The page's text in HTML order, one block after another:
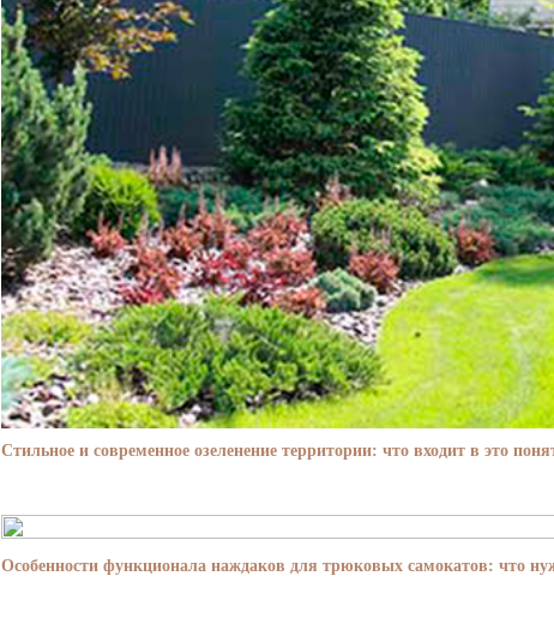
Стильное и современное озеленение территории: что входит в это
Особенности функционала наждаков для трюковых самокатов: что